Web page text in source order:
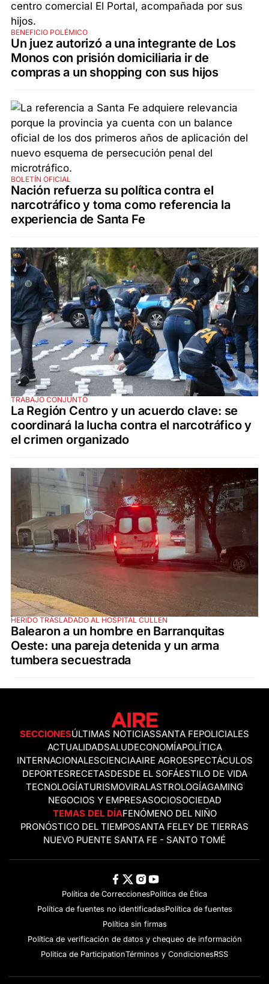
BENEFICIO POLÉMICO
Un juez autorizó a una integrante de Los
Monos con prisión domiciliaria ir de
compras a un shopping con sus hijos
BOLETÍN OFICIAL
Nación refuerza su política contra el
narcotráfico y toma como referencia la
experiencia de Santa Fe
TRABAJO CONJUNTO
La Región Centro y un acuerdo clave: se
coordinará la lucha contra el narcotráfico y
el crimen organizado
HERIDO TRASLADADO AL HOSPITAL CULLEN
Balearon a un hombre en Barranquitas
Oeste: una pareja detenida y un arma
tumbera secuestrada
SECCIONESÚLTIMAS NOTICIASSANTA FEPOLICIALES
ACTUALIDADSALUDECONOMÍAPOLÍTICA
INTERNACIONALESCIENCIAAIRE AGROESPECTÁCULOS
DEPORTESRECETASDESDE EL SOFÁESTILO DE VIDA
TECNOLOGÍATURISMOVIRALASTROLOGÍAGAMING
NEGOCIOS Y EMPRESASOCIOSOCIEDAD
TEMAS DEL DÍAFENÓMENO DEL NIÑO
PRONÓSTICO DEL TIEMPOSANTA FELEY DE TIERRAS
NUEVO PUENTE SANTA FE - SANTO TOMÉ
Política de CorreccionesPolitica de Ética
Política de fuentes no identificadasPolítica de fuentes
Política sin firmas
Política de verificación de datos y chequeo de información
Politica de ParticipationTérminos y CondicionesRSS